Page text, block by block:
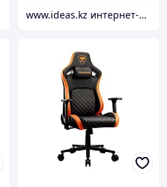
www.ideas.kz интернет-магазин